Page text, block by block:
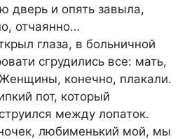
дверь и опять завыла,
отчаянно…
глаза, в больничной
сгрудились все: мать,
конечно, плакали.
пот, который
между лопаток.
любименький мой, мы